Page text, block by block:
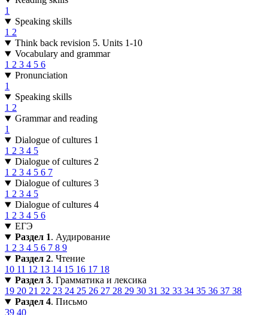
1
Speaking skills
1 2
Think back revision 5. Units 1-10
Vocabulary and grammar
1 2 3 4 5 6
Pronunciation
1
Speaking skills
1 2
Grammar and reading
1
Dialogue of cultures 1
1 2 3 4 5
Dialogue of cultures 2
1 2 3 4 5 6 7
Dialogue of cultures 3
1 2 3 4 5
Dialogue of cultures 4
1 2 3 4 5 6
ЕГЭ
Раздел 1. Аудирование
1 2 3 4 5 6 7 8 9
Раздел 2. Чтение
10 11 12 13 14 15 16 17 18
Раздел 3. Грамматика и лексика
19 20 21 22 23 24 25 26 27 28 29 30 31 32 33 34 35 36 37 38
Раздел 4. Письмо
39 40